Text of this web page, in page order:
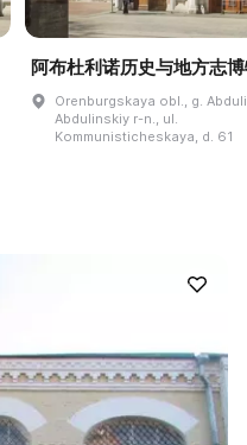
阿布杜利诺历史与地方志
Orenburgskaya obl., g.
Abdulinskiy r-n., ul.
Kommunisticheskaya, d. 61